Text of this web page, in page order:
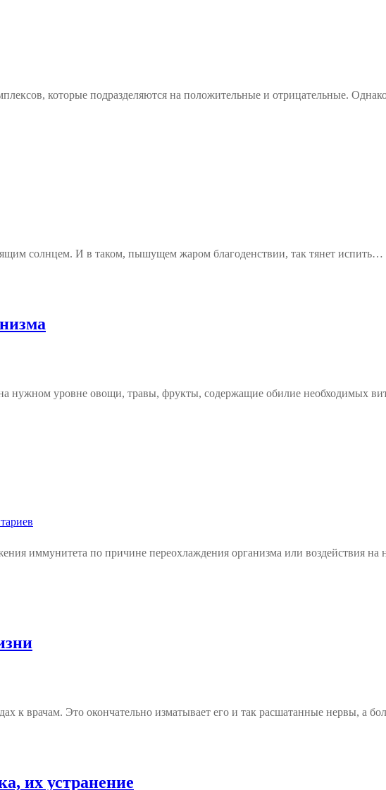
которые подразделяются на положительные и отрицательные.
солнцем. И в таком, пышущем жаром благоденствии, так тянет испить…
нужном уровне овощи, травы, фрукты, содержащие обилие необходимых
иммунитета по причине переохлаждения организма или воздействия
к врачам. Это окончательно изматывает его и так расшатанные нервы, а
их устранение